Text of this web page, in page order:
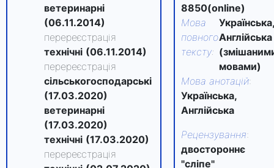
ветеринарні
(06.11.2014)
перереєстрація
технічні (06.11.2014)
перереєстрація
сільськогосподарські
(17.03.2020)
ветеринарні
(17.03.2020)
технічні (17.03.2020)
перереєстрація
8850(online)
Мова
повного
тексту:
Англійська
мовами)
Мова анотацій:
Українська,
Англійська
Рецензування:
двостороннє
"сліпе"